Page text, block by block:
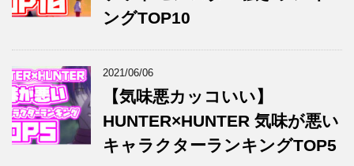
ングTOP10
2021/06/06
【気味悪カッコいい】
HUNTER×HUNTER 気味が悪い
キャラクターランキングTOP5